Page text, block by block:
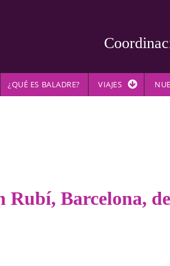
¿QUÉ ES BALADRE? VIAJES
Rubí, Barcelona,